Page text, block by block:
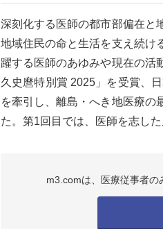
深刻化する医師の都市部偏在と
地域住民の命と生活を支え続け
躍する医師のあゆみや現在の活
久史麿特別賞 2025」を受賞、
を牽引し、離島・へき地医療の
た。第1回目では、医師を志し
m3.comは、医療従事者の